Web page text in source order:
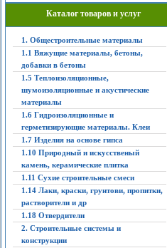
Каталог товаров и услуг
1. Общестроительные материалы
1.1 Вяжущие материалы, бетоны,
добавки в бетоны
1.5 Теплоизоляционные,
шумоизоляционные и акустические
материалы
1.6 Гидроизоляционные и
герметизирующие материалы. Клеи
1.7 Изделия на основе гипса
1.10 Природный и искусственый
камень, керамические плитка
1.11 Сухие строительные смеси
1.14 Лаки, краски, грунтови, пропитки,
растворители и др
1.18 Отвердители
2. Строительные системы и
конструкции